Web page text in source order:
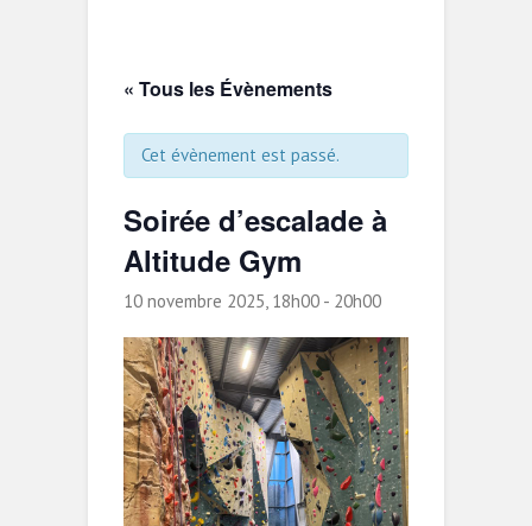
« Tous les Évènements
Cet évènement est passé.
Soirée d’escalade à
Altitude Gym
10 novembre 2025, 18h00 - 20h00